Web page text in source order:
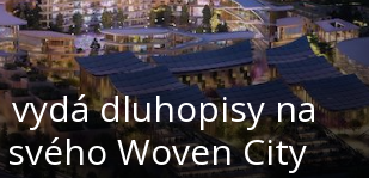
vydá dluhopisy na
Woven City